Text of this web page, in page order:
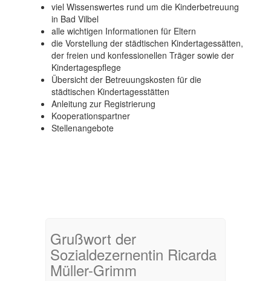
viel Wissenswertes rund um die Kinderbetreuung
in Bad Vilbel
alle wichtigen Informationen für Eltern
die Vorstellung der städtischen Kindertagessätten,
der freien und konfessionellen Träger sowie der
Kindertagespflege
Übersicht der Betreuungskosten für die
städtischen Kindertagesstätten
Anleitung zur Registrierung
Kooperationspartner
Stellenangebote
Grußwort der
Sozialdezernentin Ricarda
Müller-Grimm